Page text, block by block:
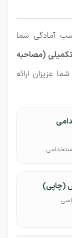
آمادگی شما
(مصاحبه
عزیزان ارائه
(چاپی)